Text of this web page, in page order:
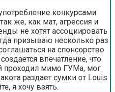
конкурсами
же, как мат, агрессия и
не хотят ассоциировать
призываю несколько раз
на спонсорство
впечатление, что
проходил мимо ГУМа, мог
раздает сумки от Louis
я хочу взять.